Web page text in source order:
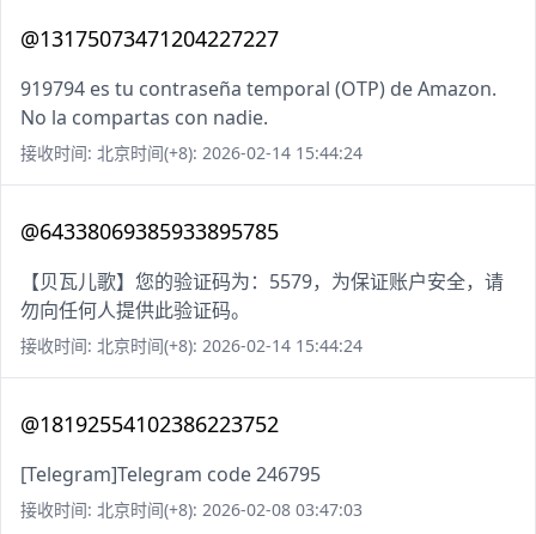
@13175073471204227227
919794 es tu contraseña temporal (OTP) de Amazon.
No la compartas con nadie.
接收时间: 北京时间(+8): 2026-02-14 15:44:24
@64338069385933895785
【贝瓦儿歌】您的验证码为：5579，为保证账户安全，请
勿向任何人提供此验证码。
接收时间: 北京时间(+8): 2026-02-14 15:44:24
@18192554102386223752
[Telegram]Telegram code 246795
接收时间: 北京时间(+8): 2026-02-08 03:47:03